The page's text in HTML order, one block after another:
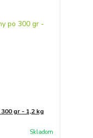
gr - 1,2 kg
Skladom